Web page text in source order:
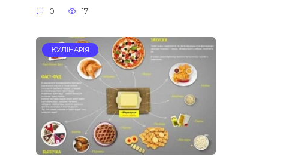
0 17
КУЛІНАРІЯ